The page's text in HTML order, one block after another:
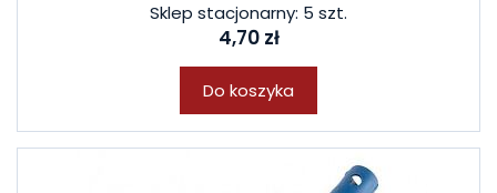
Sklep stacjonarny: 5 szt.
4,70 zł
Do koszyka